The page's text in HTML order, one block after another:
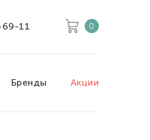
69-11 0
Бренды Акции